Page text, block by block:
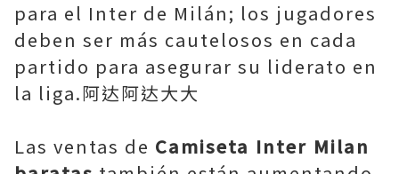
para el Inter de Milán; los jugadores
deben ser más cautelosos en cada
partido para asegurar su liderato en
la liga.阿达阿达大大
Las ventas de Camiseta Inter Milan